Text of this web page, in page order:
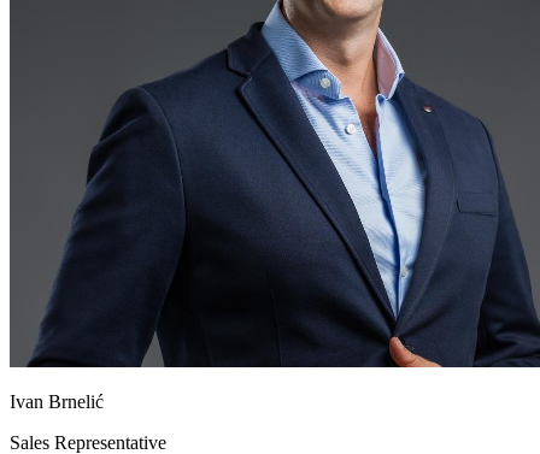
Ivan Brnelić
Sales Representative